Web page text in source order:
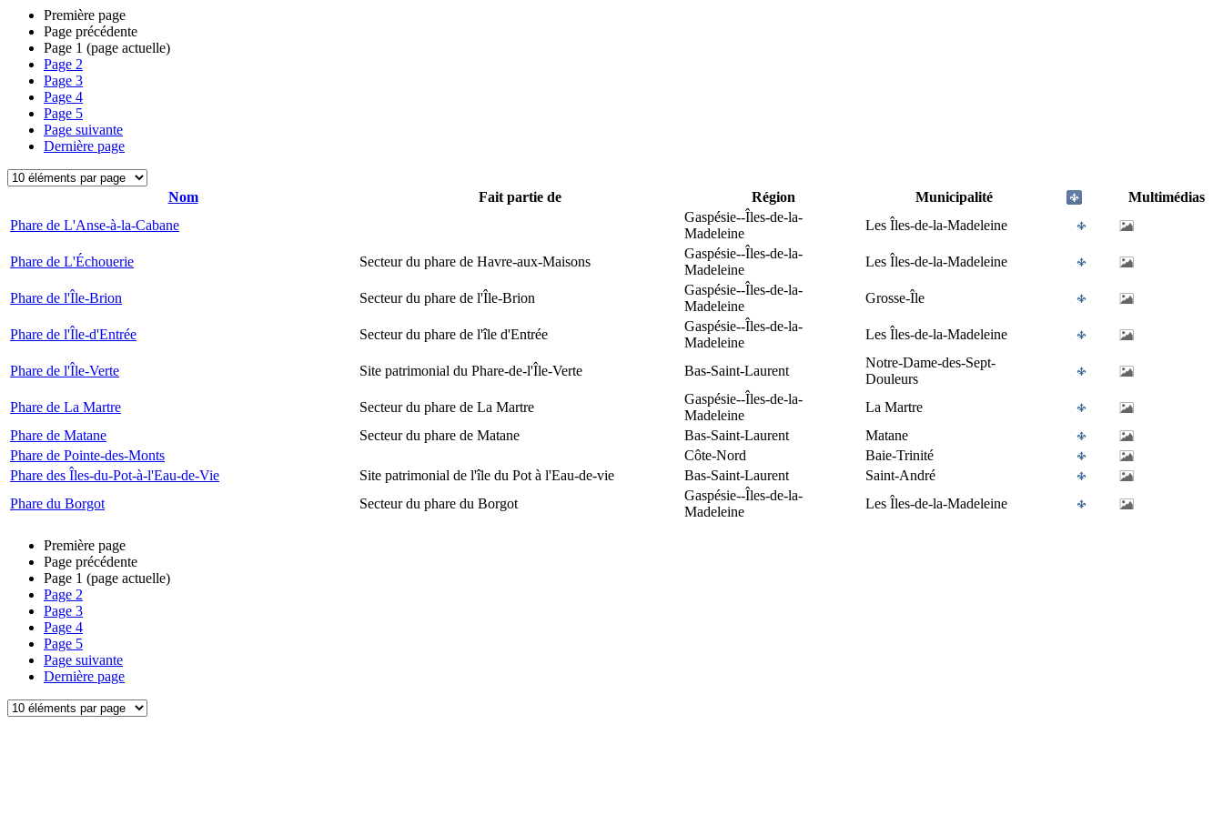
Première page
Page précédente
Page 1 (page actuelle)
Page 2
Page 3
Page 4
Page 5
Page suivante
Dernière page
Nom Fait partie de Région Municipalité
Multimédias
Phare de L'Anse-à-la-Cabane
Gaspésie--Îles-de-la-
Madeleine
Les Îles-de-la-Madeleine
Phare de L'Échouerie Secteur du phare de Havre-aux-Maisons
Gaspésie--Îles-de-la-
Madeleine
Les Îles-de-la-Madeleine
Phare de l'Île-Brion Secteur du phare de l'Île-Brion
Gaspésie--Îles-de-la-
Madeleine
Grosse-Île
Phare de l'Île-d'Entrée Secteur du phare de l'île d'Entrée
Gaspésie--Îles-de-la-
Madeleine
Les Îles-de-la-Madeleine
Phare de l'Île-Verte Site patrimonial du Phare-de-l'Île-Verte Bas-Saint-Laurent
Notre-Dame-des-Sept-
Douleurs
Phare de La Martre
Secteur du phare de La Martre
Gaspésie--Îles-de-la-
Madeleine
La Martre
Phare de Matane
Secteur du phare de Matane Bas-Saint-Laurent
Matane
Phare de Pointe-des-Monts
Côte-Nord
Baie-Trinité
Phare des Îles-du-Pot-à-l'Eau-de-Vie
Site patrimonial de l'île du Pot à l'Eau-de-vie Bas-Saint-Laurent
Saint-André
Phare du Borgot
Secteur du phare du Borgot
Gaspésie--Îles-de-la-
Madeleine
Les Îles-de-la-Madeleine
Première page
Page précédente
Page 1 (page actuelle)
Page 2
Page 3
Page 4
Page 5
Page suivante
Dernière page